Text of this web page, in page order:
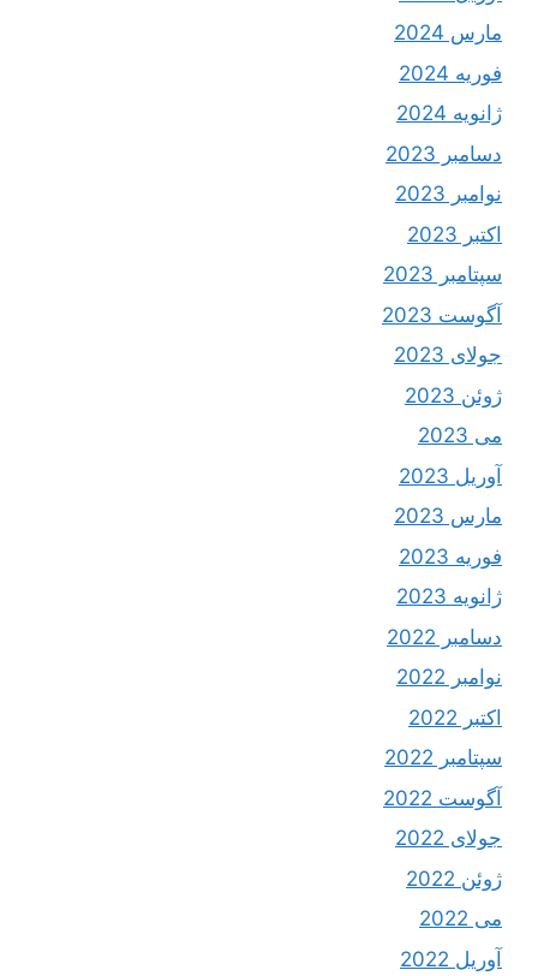
مارس 2024
فوریه 2024
ژانویه 2024
دسامبر 2023
نوامبر 2023
اکتبر 2023
سپتامبر 2023
آگوست 2023
جولای 2023
ژوئن 2023
می 2023
آوریل 2023
مارس 2023
فوریه 2023
ژانویه 2023
دسامبر 2022
نوامبر 2022
اکتبر 2022
سپتامبر 2022
آگوست 2022
جولای 2022
ژوئن 2022
می 2022
آوریل 2022